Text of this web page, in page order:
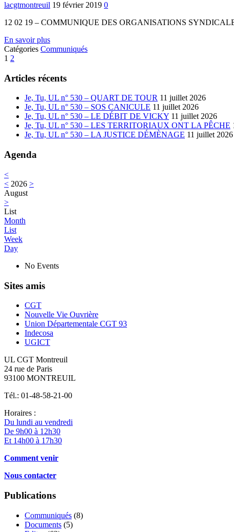
public
lacgtmontreuil 19 février 2019 0
12 02 19 – COMMUNIQUE DES ORGANISATIONS
En savoir plusUrgence
sociale
générale
Mardi
19
mars
Catégories Communiqués
1 2
Articles récents
Je, Tu, UL n° 530 – QUART DE TOUR 11 juillet 2026
Je, Tu, UL n° 530 – SOS CANICULE 11 juillet 2026
Je, Tu, UL n° 530 – LE DÉBIT DE VICKY 11 juillet 2026
Je, Tu, UL n° 530 – LES TERRITORIAUX ONT LA PÊCHE
Je, Tu, UL n° 530 – LA JUSTICE DÉMÈNAGE 11 juillet 2026
Agenda
<
< 2026 >
August
>
List
Month
List
Week
Day
No Events
Sites amis
CGT
Nouvelle Vie Ouvrière
Union Départementale CGT 93
Indecosa
UGICT
UL CGT Montreuil
24 rue de Paris
93100 MONTREUIL
Tél.: 01-48-58-21-00
Horaires :
Du lundi au vendredi
De 9h00 à 12h30
Et 14h00 à 17h30
Comment venir
Nous contacter
Publications
Communiqués (8)
Documents (5)